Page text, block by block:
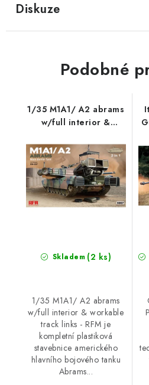
Diskuze
Podobné
1/35 M1A1/ A2 abrams
w/full interior &
RFM
Skladem (2 ks)
1/35 M1A1/ A2 abrams
w/full interior & workable
track links - RFM je
kompletní plastiková
stavebnice amerického
hlavního bojového tanku
Abrams...